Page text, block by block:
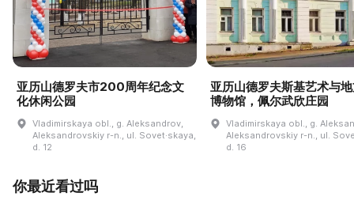
亚历山德罗夫市200周年纪念文
化休闲公园
Vladimirskaya obl., g. Aleksandrov,
Aleksandrovskiy r-n., ul. Sovet·skaya,
d. 12
亚历山德罗夫斯基艺术与
博物馆，佩尔武欣庄园
Vladimirskaya obl., g.
Aleksandrovskiy r-n., ul.
d. 16
你最近看过吗